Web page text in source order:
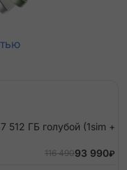
512 ГБ голубой (1sim +
93 990₽
116 490